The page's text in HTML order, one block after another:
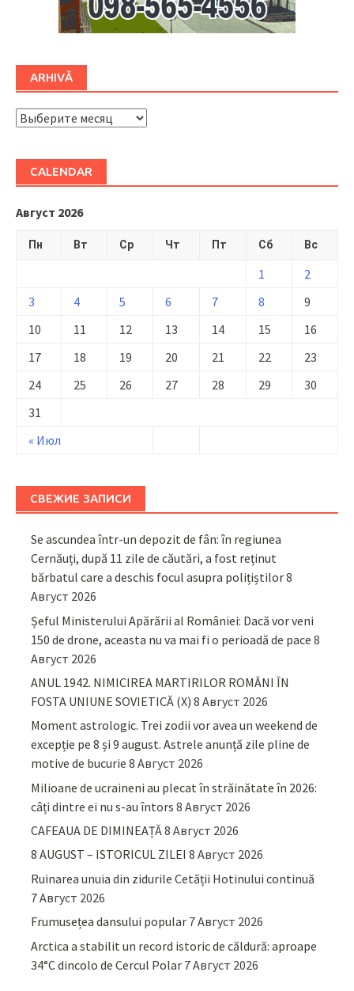
ARHIVĂ
ARHIVĂ
CALENDAR
Август 2026
Пн Вт Ср Чт Пт Сб Вс
« Июл
1
2
3
4 5 6 7 8
9
10
11 12 13 14 15
16
17
18 19 20 21 22
23
24
25 26 27 28 29
30
31
СВЕЖИЕ ЗАПИСИ
Se ascundea într-un depozit de fân: în regiunea
Cernăuți, după 11 zile de căutări, a fost reținut
bărbatul care a deschis focul asupra polițiștilor8
Август 2026
Șeful Ministerului Apărării al României: Dacă vor veni
150 de drone, aceasta nu va mai fi o perioadă de pace 8
Август 2026
ANUL 1942. NIMICIREA MARTIRILOR ROMÂNI ÎN
FOSTA UNIUNE SOVIETICĂ (X) 8 Август 2026
Moment astrologic. Trei zodii vor avea un weekend de
excepție pe 8 și 9 august. Astrele anunță zile pline de
motive de bucurie 8 Август 2026
Milioane de ucraineni au plecat în străinătate în 2026:
câți dintre ei nu s-au întors 8 Август 2026
CAFEAUA DE DIMINEAȚĂ8 Август 2026
8 AUGUST – ISTORICUL ZILEI 8 Август 2026
Ruinarea unuia din zidurile Cetății Hotinului continuă
7 Август 2026
Frumusețea dansului popular 7 Август 2026
Arctica a stabilit un record istoric de căldură: aproape
34°C dincolo de Cercul Polar 7 Август 2026